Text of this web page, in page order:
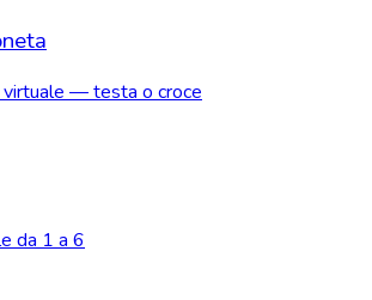
virtuale — testa o croce
da 1 a 6